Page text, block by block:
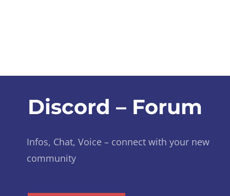
Discord – Forum
Infos, Chat, Voice – connect with your new
community